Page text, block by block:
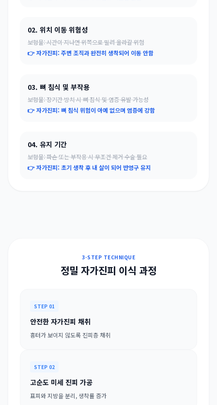
02. 위치 이동 위험성
보형물: 시간이 지나면 위쪽으로 밀려 올라갈 위험
👉 자가진피: 주변 조직과 완전히 생착되어 이동 안함
03. 뼈 침식 및 부작용
보형물: 장기간 방치 시 뼈 침식 및 염증 유발 가능성
👉 자가진피: 뼈 침식 위험이 아예 없으며 염증에 강함
04. 유지 기간
보형물: 파손 또는 부작용 시 무조건 제거 수술 필요
👉 자가진피: 초기 생착 후 내 살이 되어 반영구 유지
3-STEP TECHNIQUE
정밀 자가진피 이식 과정
STEP 01
안전한 자가진피 채취
흉터가 보이지 않도록 진피층 채취
STEP 02
고순도 미세 진피 가공
표피와 지방을 분리, 생착률 증가